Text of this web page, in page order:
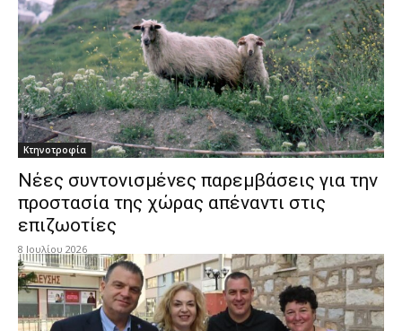
Κτηνοτροφία
Νέες συντονισμένες παρεμβάσεις για την
προστασία της χώρας απέναντι στις
επιζωοτίες
8 Ιουλίου 2026